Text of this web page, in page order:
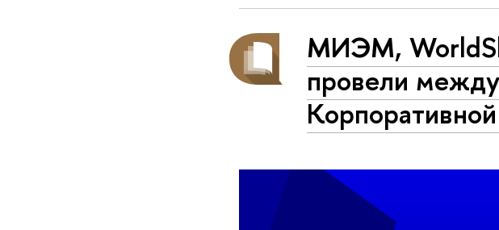
МИЭМ,
провели